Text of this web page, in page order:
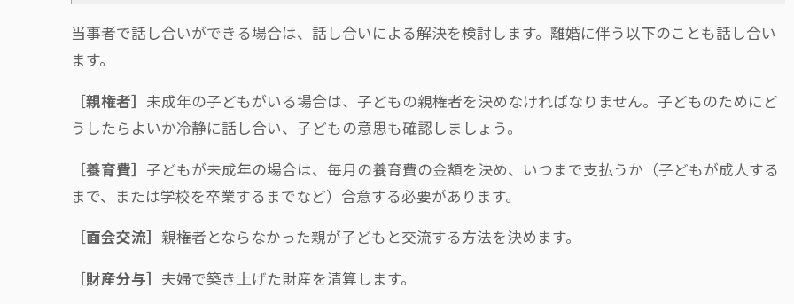
当事者で話し合いができる場合は、話し合いによる解決を検討します。離婚に伴う以下のことも話し合い
ます。
［親権者］ 未成年の子どもがいる場合は、子どもの親権者を決めなければなりません。子どものためにど
うしたらよいか冷静に話し合い、子どもの意思も確認しましょう。
［養育費］ 子どもが未成年の場合は、毎月の養育費の金額を決め、いつまで支払うか（子どもが成人する
まで、または学校を卒業するまでなど）合意する必要があります。
［面会交流］ 親権者とならなかった親が子どもと交流する方法を決めます。
［財産分与］ 夫婦で築き上げた財産を清算します。